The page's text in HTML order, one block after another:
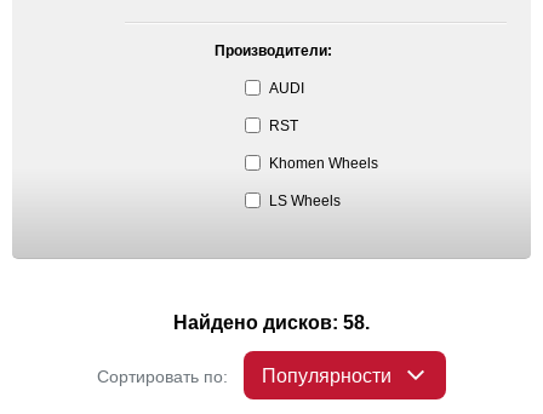
Производители:
AUDI
RST
Khomen Wheels
LS Wheels
Найдено дисков: 58.
Сортировать по: Популярности